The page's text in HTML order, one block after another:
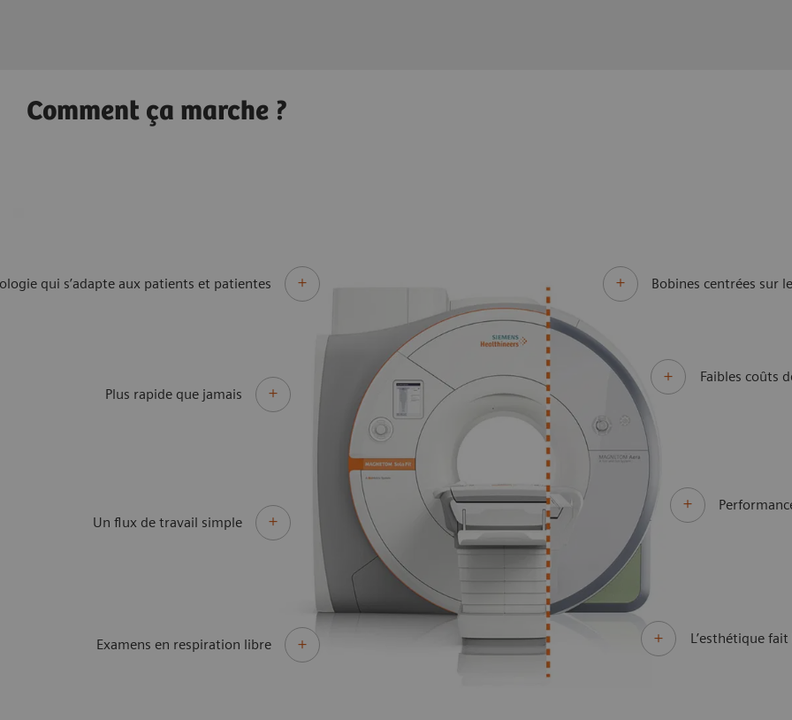
Comment ça marche ?
qui s’adapte aux patients et patientes
Plus rapide que jamais
Un flux de travail simple
Examens en respiration libre
Bobines centrées sur
Faibles coûts
L’esthétique